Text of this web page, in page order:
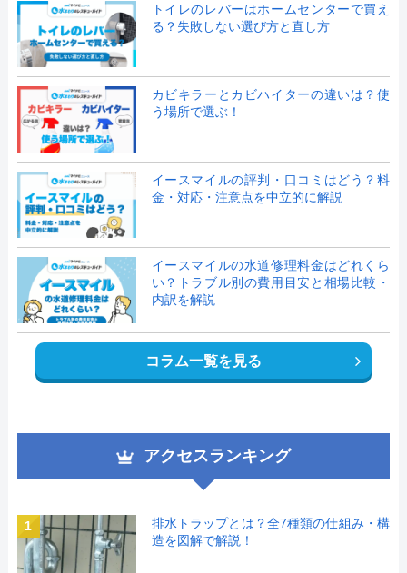
トイレのレバーはホームセンターで買え
る？失敗しない選び方と直し方
カビキラーとカビハイターの違いは？使
う場所で選ぶ！
イースマイルの評判・口コミはどう？料
金・対応・注意点を中立的に解説
イースマイルの水道修理料金はどれくら
い？トラブル別の費用目安と相場比較・
内訳を解説
コラム一覧を見る
アクセスランキング
1
排水トラップとは？全7種類の仕組み・構
造を図解で解説！